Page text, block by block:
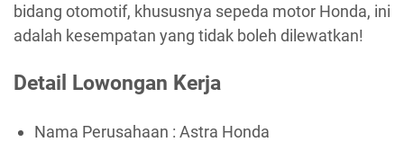
bidang otomotif, khususnya sepeda motor Honda, ini
adalah kesempatan yang tidak boleh dilewatkan!
Detail Lowongan Kerja
Nama Perusahaan : Astra Honda